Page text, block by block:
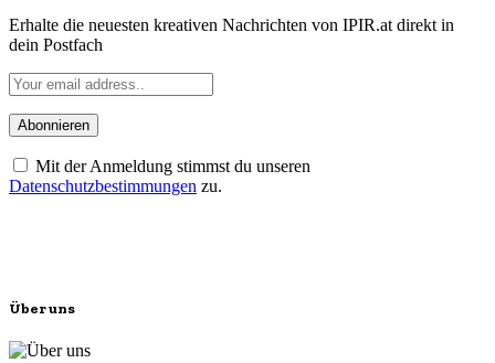
Erhalte die neuesten kreativen Nachrichten von IPIR.at direkt in
dein Postfach
Mit der Anmeldung stimmst du unseren
Datenschutzbestimmungen zu.
Über uns